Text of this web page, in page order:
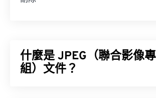
什麼是 JPEG（聯合影像
組）文件？